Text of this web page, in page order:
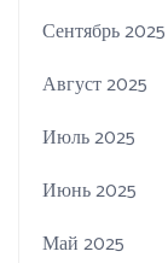
Сентябрь 2025
Август 2025
Июль 2025
Июнь 2025
Май 2025